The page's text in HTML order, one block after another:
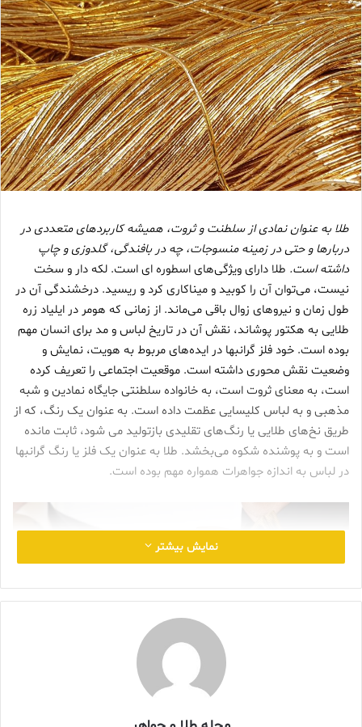
طلا به عنوان نمادی از سلطنت و ثروت، همیشه کاربردهای متعددی در
دربارها و حتی در زمینه منسوجات، چه در بافندگی، گلدوزی و چاپ
داشته است. طلا دارای ویژگی‌های اسطوره ای است. لکه دار و سخت
نیست، می‌توان آن را کوبید و میناکاری کرد و ریسید. درخشندگی آن در
طول زمان و نیروهای زوال باقی می‌ماند. از زمانی که هومر در ایلیاد زره
طلایی به هکتور پوشاند، نقش آن در تاریخ لباس و مد برای انسان مهم
بوده است. خود فلز گرانبها در ایده‌های مربوط به هویت، نمایش و
وضعیت نقش محوری داشته است. موقعیت اجتماعی را تعریف کرده
است، به معنای ثروت است، به خانواده سلطنتی جایگاه نمادین و شبه
مذهبی و به لباس کلیسایی عظمت داده است. به عنوان یک رنگ، که از
طریق نخ‌های طلایی یا رنگ‌های تقلیدی بازتولید می شود، ثابت مانده
است و به پوشنده شکوه می‌بخشد. طلا به عنوان یک فلز یا رنگ گرانبها
در لباس به اندازه جواهرات همواره مهم بوده است.
نمایش بیشتر